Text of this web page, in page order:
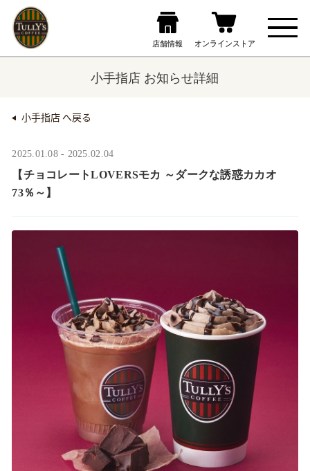
小手指店 お知らせ詳細
小手指店 へ戻る
2025.01.08 - 2025.02.04
【チョコレートLOVERSモカ ～ダークな誘惑カカオ
73％～】